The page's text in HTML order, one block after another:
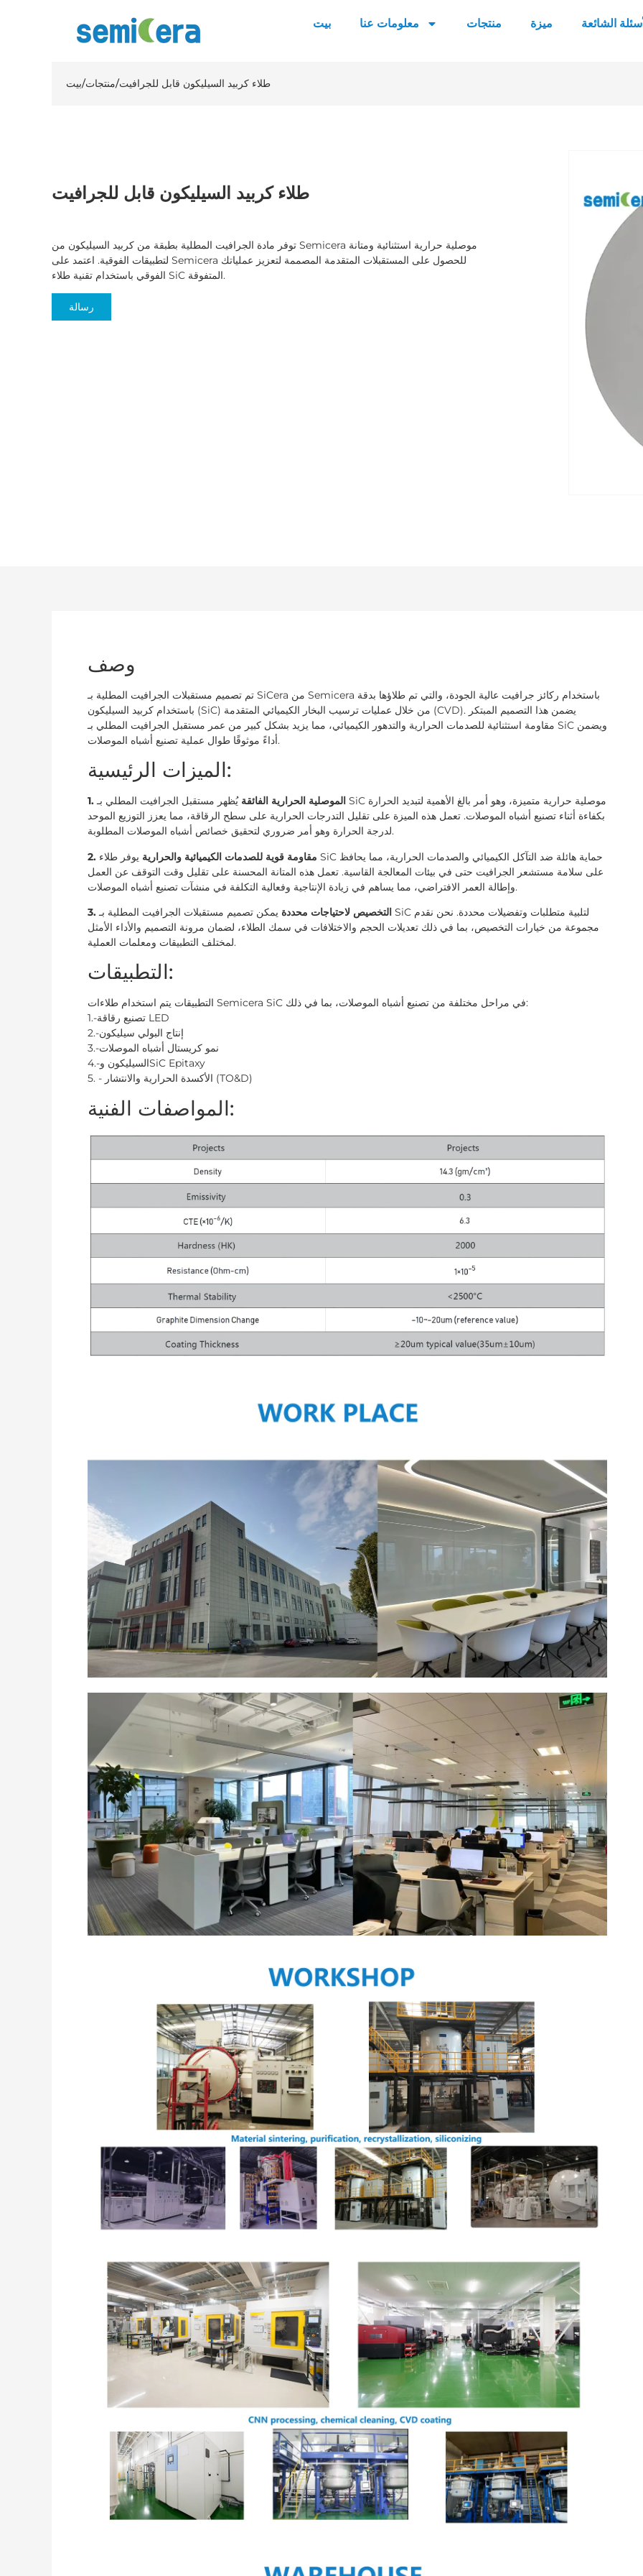
بيت معلومات عنا منتجات ميزة الشائعة
بيت/منتجات/طلاء كربيد السيليكون قابل للجرافيت
طلاء كربيد السيليكون قابل للجرافيت
توفر مادة الجرافيت المطلية بطبقة من كربيد السيليكون من Semicera موصلية حرارية استثنائية ومتانة
لتطبيقات الفوقية. اعتمد على Semicera للحصول على المستقبلات المتقدمة المصممة لتعزيز عملياتك
الفوقي باستخدام تقنية طلاء SiC المتفوقة.
رسالة
وصف
تم تصميم مستقبلات الجرافيت المطلية بـ SiCera من Semicera باستخدام ركائز جرافيت عالية الجودة، والتي تم طلاؤها بدقة
باستخدام كربيد السيليكون (SiC) من خلال عمليات ترسيب البخار الكيميائي المتقدمة (CVD). يضمن هذا التصميم المبتكر
مقاومة استثنائية للصدمات الحرارية والتدهور الكيميائي، مما يزيد بشكل كبير من عمر مستقبل الجرافيت المطلي بـ SiC ويضمن
أداءً موثوقًا طوال عملية تصنيع أشباه الموصلات.
الميزات الرئيسية:
1. الموصلية الحرارية الفائقة يُظهر مستقبل الجرافيت المطلي بـ SiC موصلية حرارية متميزة، وهو أمر بالغ الأهمية لتبديد الحرارة
بكفاءة أثناء تصنيع أشباه الموصلات. تعمل هذه الميزة على تقليل التدرجات الحرارية على سطح الرقاقة، مما يعزز التوزيع الموحد
لدرجة الحرارة وهو أمر ضروري لتحقيق خصائص أشباه الموصلات المطلوبة.
2. مقاومة قوية للصدمات الكيميائية والحرارية يوفر طلاء SiC حماية هائلة ضد التآكل الكيميائي والصدمات الحرارية، مما يحافظ
على سلامة مستشعر الجرافيت حتى في بيئات المعالجة القاسية. تعمل هذه المتانة المحسنة على تقليل وقت التوقف عن العمل
وإطالة العمر الافتراضي، مما يساهم في زيادة الإنتاجية وفعالية التكلفة في منشآت تصنيع أشباه الموصلات.
3. التخصيص لاحتياجات محددة يمكن تصميم مستقبلات الجرافيت المطلية بـ SiC لتلبية متطلبات وتفضيلات محددة. نحن نقدم
مجموعة من خيارات التخصيص، بما في ذلك تعديلات الحجم والاختلافات في سمك الطلاء، لضمان مرونة التصميم والأداء الأمثل
لمختلف التطبيقات ومعلمات العملية.
التطبيقات:
التطبيقات يتم استخدام طلاءات Semicera SiC في مراحل مختلفة من تصنيع أشباه الموصلات، بما في ذلك:
1.-تصنيع رقاقة LED
4.-السيليكون وSiC Epitaxy
5. - الأكسدة الحرارية والانتشار (TO&D)
المواصفات الفنية: